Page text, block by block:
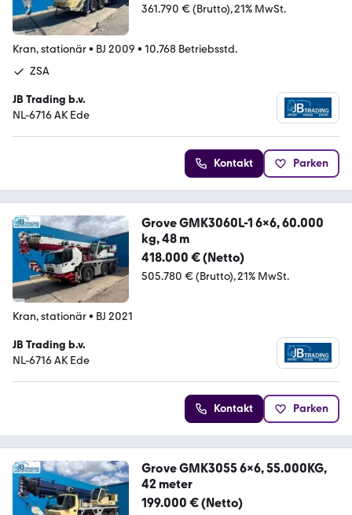
361.790 € (Brutto) 21% MwSt.
Kran, stationär• BJ 2009 • 10.768 Betriebsstd.
ZSA
JB Trading b.v.
NL-6716 AK Ede
Kontakt Parken
Grove GMK3060L-1 6x6, 60.000
kg, 48 m
418.000 € (Netto)
505.780 € (Brutto) 21% MwSt.
Kran, stationär• BJ 2021
JB Trading b.v.
NL-6716 AK Ede
Kontakt Parken
Grove GMK3055 6x6, 55.000KG,
42 meter
199.000 € (Netto)